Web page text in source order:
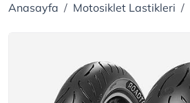
Anasayfa Motosiklet Lastikleri